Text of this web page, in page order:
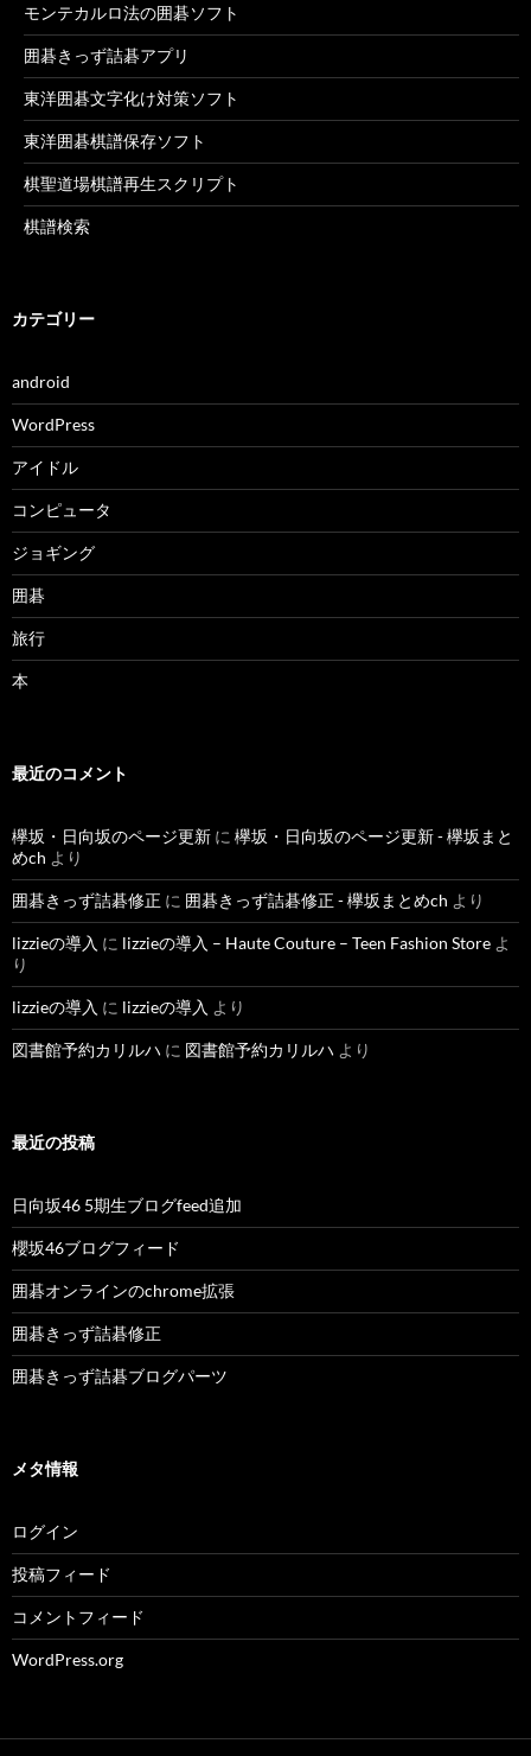
モンテカルロ法の囲碁ソフト
囲碁きっず詰碁アプリ
東洋囲碁文字化け対策ソフト
東洋囲碁棋譜保存ソフト
棋聖道場棋譜再生スクリプト
棋譜検索
カテゴリー
android
WordPress
アイドル
コンピュータ
ジョギング
囲碁
旅行
本
最近のコメント
欅坂・日向坂のページ更新 に 欅坂・日向坂のページ更新 - 欅坂まと
めch より
囲碁きっず詰碁修正 に 囲碁きっず詰碁修正 - 欅坂まとめch より
lizzieの導入 に lizzieの導入 – Haute Couture – Teen Fashion Store よ
り
lizzieの導入 に lizzieの導入 より
図書館予約カリルハ に 図書館予約カリルハ より
最近の投稿
日向坂46 5期生ブログfeed追加
櫻坂46ブログフィード
囲碁オンラインのchrome拡張
囲碁きっず詰碁修正
囲碁きっず詰碁ブログパーツ
メタ情報
ログイン
投稿フィード
コメントフィード
WordPress.org